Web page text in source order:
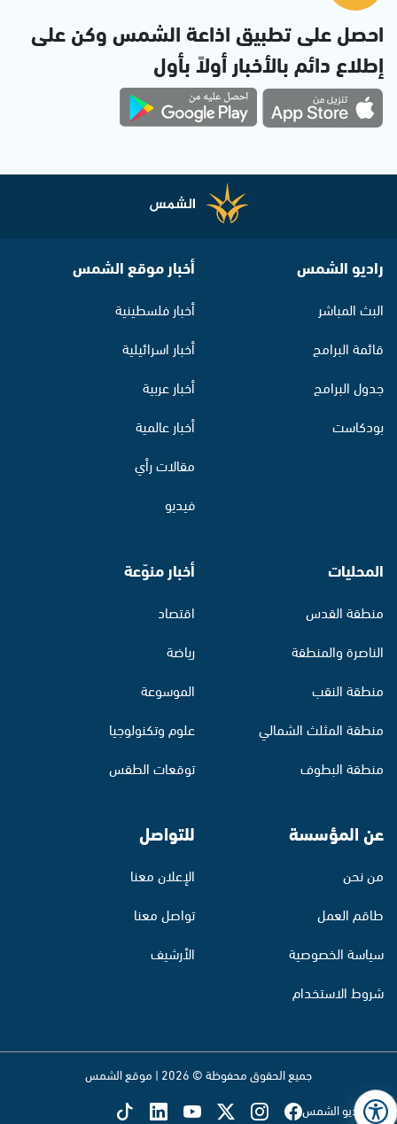
احصل على تطبيق اذاعة الشمس وكن على
إطلاع دائم بالأخبار أولاً بأول
راديو الشمس
البث المباشر
قائمة البرامج
جدول البرامج
بودكاست
أخبار موقع الشمس
أخبار فلسطينية
أخبار اسرائيلية
أخبار عربية
أخبار عالمية
مقالات رأي
فيديو
المحليات
منطقة القدس
الناصرة والمنطقة
منطقة النقب
منطقة المثلث الشمالي
منطقة البطوف
أخبار منوّعة
اقتصاد
رياضة
الموسوعة
علوم وتكنولوجيا
توقعات الطقس
عن المؤسسة
من نحن
طاقم العمل
سياسة الخصوصية
شروط الاستخدام
للتواصل
الإعلان معنا
تواصل معنا
الأرشيف
جميع الحقوق محفوظة © 2026 | موقع الشمس
تابع راديو الشمس